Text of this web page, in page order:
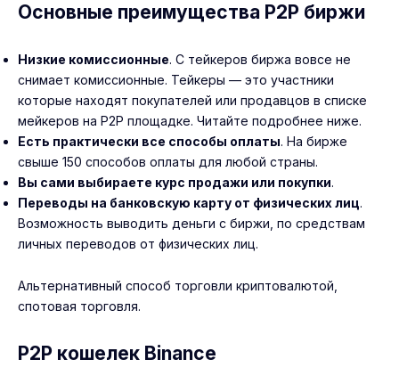
Основные преимущества P2P биржи
Низкие комиссионные. С тейкеров биржа вовсе не
снимает комиссионные. Тейкеры — это участники
которые находят покупателей или продавцов в списке
мейкеров на P2P площадке. Читайте подробнее ниже.
Есть практически все способы оплаты. На бирже
свыше 150 способов оплаты для любой страны.
Вы сами выбираете курс продажи или покупки.
Переводы на банковскую карту от физических лиц.
Возможность выводить деньги с биржи, по средствам
личных переводов от физических лиц.
Альтернативный способ торговли криптовалютой,
спотовая торговля.
P2P кошелек Binance